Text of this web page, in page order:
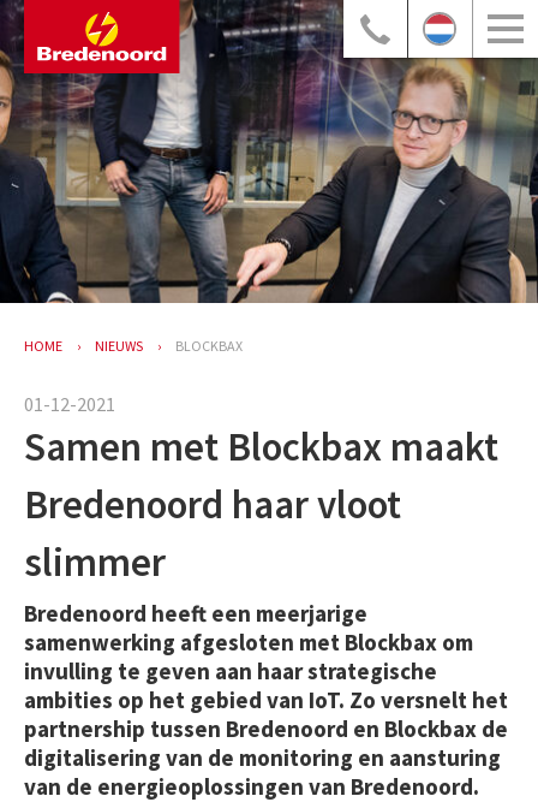
HOME NIEUWS BLOCKBAX
01-12-2021
Samen met Blockbax maakt
Bredenoord haar vloot
slimmer
Bredenoord heeft een meerjarige
samenwerking afgesloten met Blockbax om
invulling te geven aan haar strategische
ambities op het gebied van IoT. Zo versnelt het
partnership tussen Bredenoord en Blockbax de
digitalisering van de monitoring en aansturing
van de energieoplossingen van Bredenoord.